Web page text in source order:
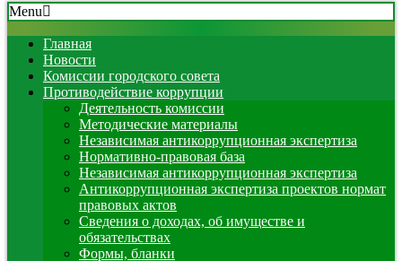
Skip
to
content
Secondary
Navigation
Menu
Menu
Главная
Новости
Комиссии городского совета
Противодействие коррупции
Деятельность комиссии
Методические материалы
Независимая антикоррупционная экспертиза
Нормативно-правовая база
Независимая антикоррупционная экспертиза
Антикоррупционная экспертиза проектов нормат
правовых актов
Сведения о доходах, об имуществе и
обязательствах
Формы, бланки